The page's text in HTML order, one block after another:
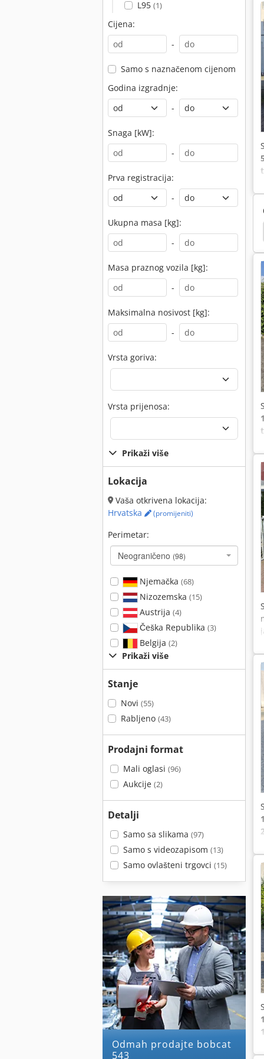
L95 (1)
Cijena:
-
Samo s naznačenom cijenom
Godina izgradnje:
-
Snaga [kW]:
-
Prva registracija:
-
Ukupna masa [kg]:
-
Masa praznog vozila [kg]:
-
Maksimalna nosivost [kg]:
-
Vrsta goriva:
Vrsta prijenosa:
Prikaži više
Lokacija
Vaša otkrivena lokacija:
Hrvatska
(promijeniti)
Perimetar:
Neograničeno (98)
Njemačka (68)
Nizozemska (15)
Austrija (4)
Češka Republika (3)
Belgija (2)
Prikaži više
Stanje
Novi (55)
Rabljeno (43)
Prodajni format
Mali oglasi (96)
Aukcije (2)
Detalji
Samo sa slikama (97)
Samo s videozapisom (13)
Samo ovlašteni trgovci (15)
Odmah prodajte bobcat
543
Viličari Lopatu Linde H50D Heli